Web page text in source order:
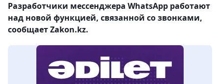
Разработчики мессенджера WhatsApp работают
над новой функцией, связанной со звонками,
сообщает Zakon.kz.